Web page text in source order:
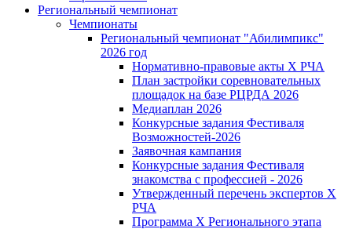
Региональный чемпионат
Чемпионаты
Региональный чемпионат "Абилимпикс"
2026 год
Нормативно-правовые акты Х РЧА
План застройки соревновательных
площадок на базе РЦРДА 2026
Медиаплан 2026
Конкурсные задания Фестиваля
Возможностей-2026
Заявочная кампания
Конкурсные задания Фестиваля
знакомства с профессией - 2026
Утвержденный перечень экспертов X
РЧА
Программа X Регионального этапа